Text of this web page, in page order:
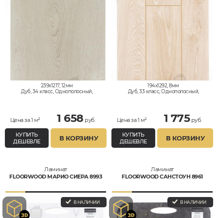
239x1217, 12мм
Дуб, 34 класс, Однополосный,
Цена за 1 м² 1 658 руб.
КУПИТЬ
ДЕШЕВЛЕ
В КОРЗИНУ
194x1292, 8мм
Дуб, 33 класс, Однополосный,
Цена за 1 м² 1 775руб.
КУПИТЬ
ДЕШЕВЛЕ
В КОРЗИНУ
Ламинат
FLOORWOOD МАРИО СИЕРА 8993
В НАЛИЧИИ
Ламинат
FLOORWOOD САНСТОУН 8961
В НАЛИЧИИ